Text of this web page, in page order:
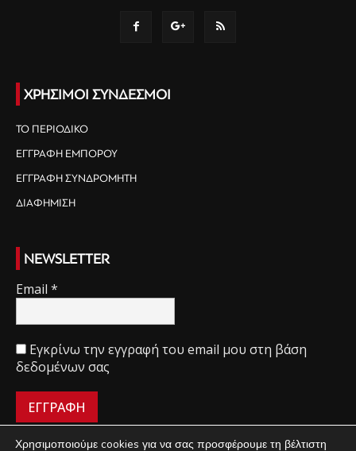
ΧΡΗΣΙΜΟΙ ΣΥΝΔΕΣΜΟΙ
ΤΟ ΠΕΡΙΟΔΙΚΟ
ΕΓΓΡΑΦΗ ΕΜΠΟΡΟΥ
ΕΓΓΡΑΦΗ ΣΥΝΔΡΟΜΗΤΗ
ΔΙΑΦΗΜΙΣΗ
NEWSLETTER
Email *
Εγκρίνω την εγγραφή του email μου στη βάση
δεδομένων σας
Χρησιμοποιούμε cookies για να σας προσφέρουμε τη βέλτιστη